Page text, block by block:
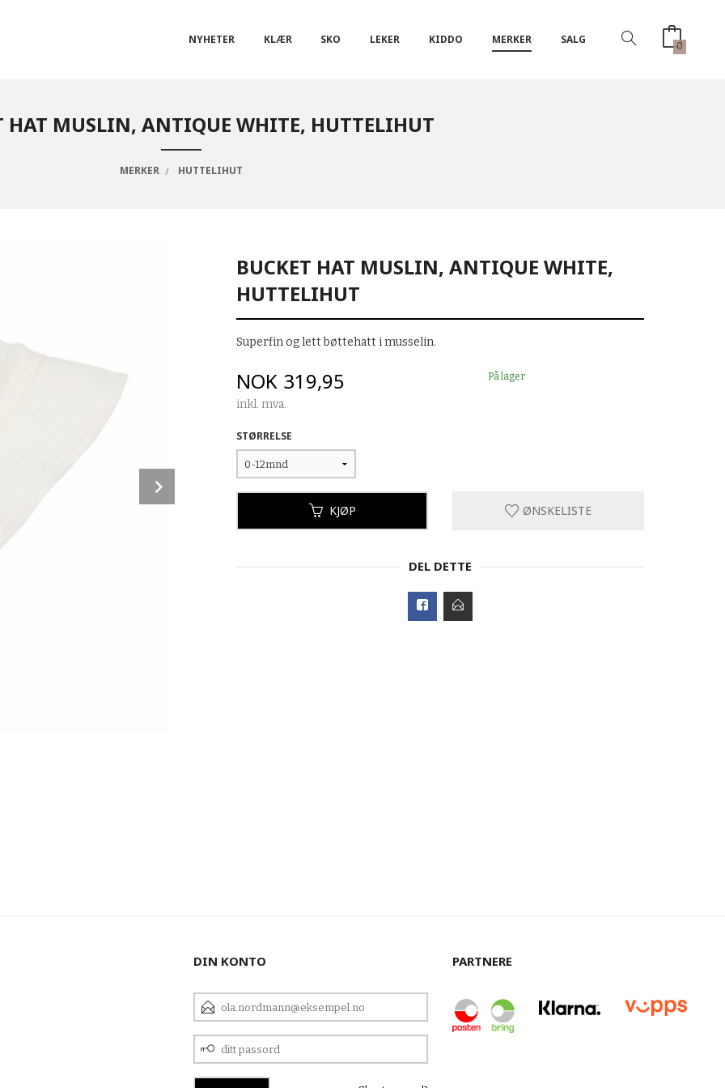
NYHETER KLÆR SKO LEKER KIDDO MERKER SALG 0
HAT MUSLIN, ANTIQUE WHITE, HUTTELIHUT
MERKER HUTTELIHUT
BUCKET HAT MUSLIN, ANTIQUE WHITE,
HUTTELIHUT
Superfin og lett bøttehatt i musselin.
Pris
NOK 319,95
inkl. mva.
På lager
STØRRELSE
KJØP ØNSKELISTE
DEL DETTE
DIN KONTO
POSTADRESSE
DITT
PASSORD
PARTNERE